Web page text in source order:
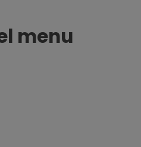
menu